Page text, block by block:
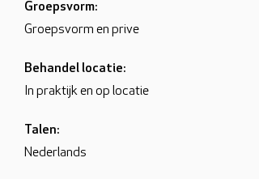
Groepsvorm:
Groepsvorm en prive
Behandel locatie:
In praktijk en op locatie
Talen:
Nederlands